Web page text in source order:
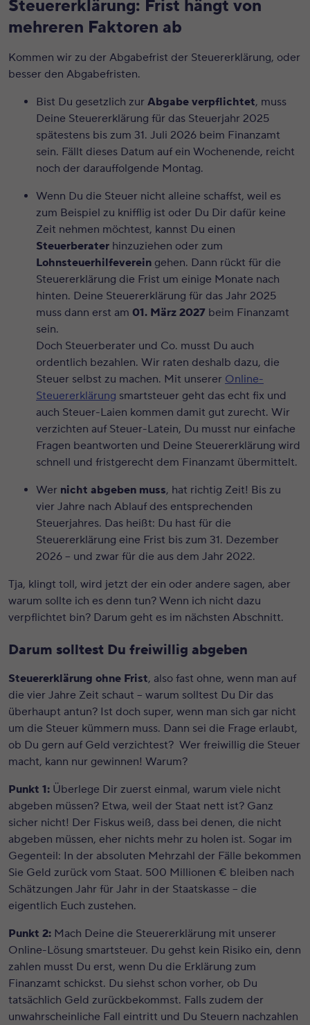
Steuererklärung: Frist hängt von
mehreren Faktoren ab
Kommen wir zu der Abgabefrist der Steuererklärung, oder
besser den Abgabefristen.
Bist Du gesetzlich zur Abgabe verpflichtet, muss
Deine Steuererklärung für das Steuerjahr 2025
spätestens bis zum 31. Juli 2026 beim Finanzamt
sein. Fällt dieses Datum auf ein Wochenende, reicht
noch der darauffolgende Montag.
Wenn Du die Steuer nicht alleine schaffst, weil es
zum Beispiel zu knifflig ist oder Du Dir dafür keine
Zeit nehmen möchtest, kannst Du einen
Steuerberater hinzuziehen oder zum
Lohnsteuerhilfeverein gehen. Dann rückt für die
Steuererklärung die Frist um einige Monate nach
hinten. Deine Steuererklärung für das Jahr 2025
muss dann erst am 01. März 2027 beim Finanzamt
sein.
Doch Steuerberater und Co. musst Du auch
ordentlich bezahlen. Wir raten deshalb dazu, die
Steuer selbst zu machen. Mit unserer Online-
Steuererklärung smartsteuer geht das echt fix und
auch Steuer-Laien kommen damit gut zurecht. Wir
verzichten auf Steuer-Latein, Du musst nur einfache
Fragen beantworten und Deine Steuererklärung wird
schnell und fristgerecht dem Finanzamt übermittelt.
Wer nicht abgeben muss, hat richtig Zeit! Bis zu
vier Jahre nach Ablauf des entsprechenden
Steuerjahres. Das heißt: Du hast für die
Steuererklärung eine Frist bis zum 31. Dezember
2026 – und zwar für die aus dem Jahr 2022.
Tja, klingt toll, wird jetzt der ein oder andere sagen, aber
warum sollte ich es denn tun? Wenn ich nicht dazu
verpflichtet bin? Darum geht es im nächsten Abschnitt.
Darum solltest Du freiwillig abgeben
Steuererklärung ohne Frist, also fast ohne, wenn man auf
die vier Jahre Zeit schaut – warum solltest Du Dir das
überhaupt antun? Ist doch super, wenn man sich gar nicht
um die Steuer kümmern muss. Dann sei die Frage erlaubt,
ob Du gern auf Geld verzichtest? Wer freiwillig die Steuer
macht, kann nur gewinnen! Warum?
Punkt 1: Überlege Dir zuerst einmal, warum viele nicht
abgeben müssen? Etwa, weil der Staat nett ist? Ganz
sicher nicht! Der Fiskus weiß, dass bei denen, die nicht
abgeben müssen, eher nichts mehr zu holen ist. Sogar im
Gegenteil: In der absoluten Mehrzahl der Fälle bekommen
Sie Geld zurück vom Staat. 500 Millionen € bleiben nach
Schätzungen Jahr für Jahr in der Staatskasse – die
eigentlich Euch zustehen.
Punkt 2: Mach Deine die Steuererklärung mit unserer
Online-Lösung smartsteuer. Du gehst kein Risiko ein, denn
zahlen musst Du erst, wenn Du die Erklärung zum
Finanzamt schickst. Du siehst schon vorher, ob Du
tatsächlich Geld zurückbekommst. Falls zudem der
unwahrscheinliche Fall eintritt und Du Steuern nachzahlen